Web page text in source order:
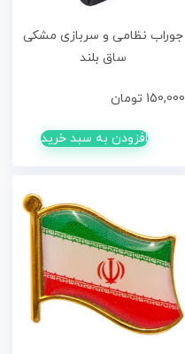
جوراب نظامی و سربازی مشکی
ساق بلند
150,000 تومان
افزودن به سبد خرید